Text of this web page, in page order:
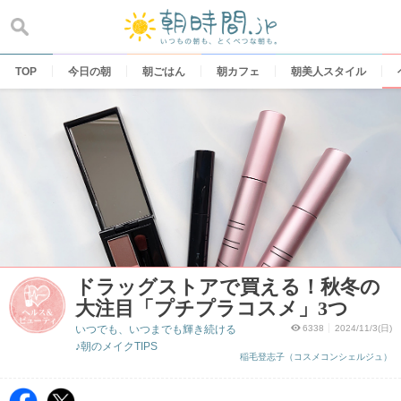
content
TOP 今日の朝 朝ごはん 朝カフェ 朝美人スタイル
ドラッグストアで買える！秋冬の
大注目「プチプラコスメ」3つ
6338 2024/11/3(日)
稲毛登志子（コスメコンシェルジュ）
いつでも、いつまでも輝き続ける
♪朝のメイクTIPS